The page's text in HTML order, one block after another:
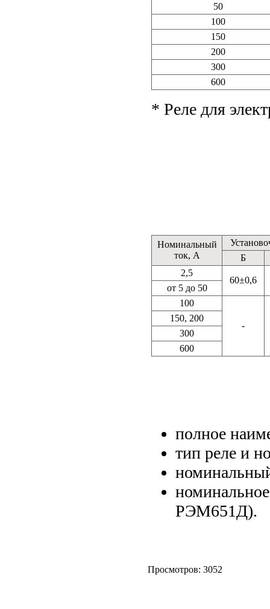
50
100
150
200
300
600
* Реле для
Номинальный
ток, А
Б
2,5
60±0,6
от 5 до 50
100
-
150, 200
300
600
полное
тип реле и
РЭМ651Д).
Просмотров: 3052